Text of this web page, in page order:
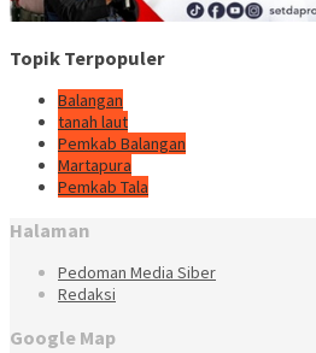
Topik Terpopuler
Balangan
tanah laut
Pemkab Balangan
Martapura
Pemkab Tala
Halaman
Pedoman Media Siber
Redaksi
Google Map